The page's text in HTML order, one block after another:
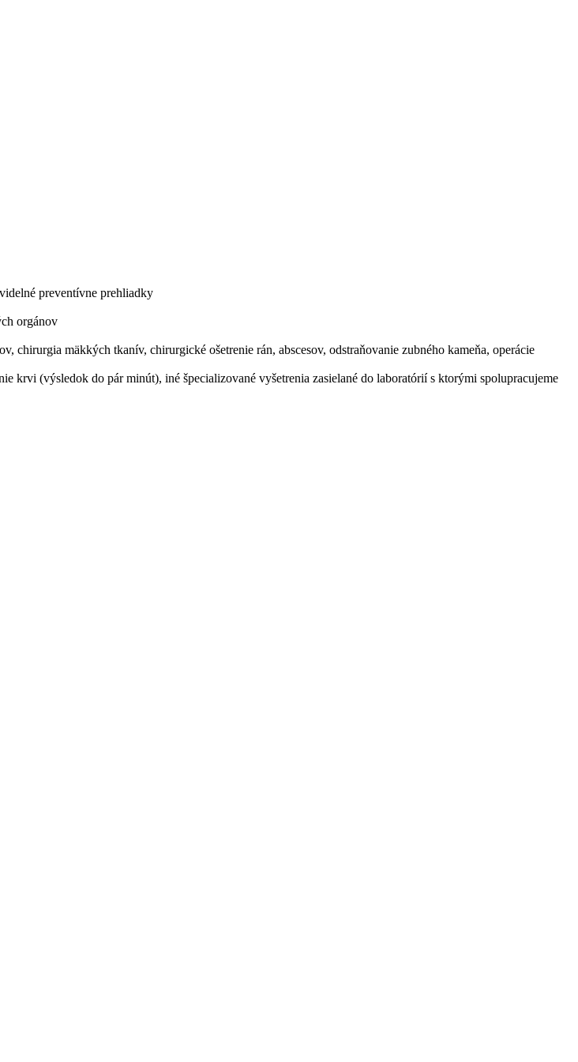
preventívne prehliadky
orgánov
chirurgia mäkkých tkanív, chirurgické ošetrenie rán, abscesov, odstraňovanie zubného kameňa, operácie
krvi (výsledok do pár minút), iné špecializované vyšetrenia zasielané do laboratórií s ktorými spolupracujeme